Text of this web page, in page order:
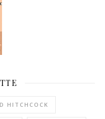
HITCHCOCK